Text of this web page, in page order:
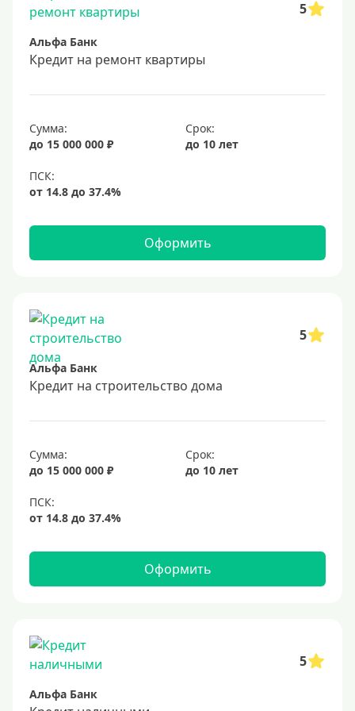
Под залог недвижимости
Срок
Долгосрочные
2 года
3 года
4 года
9 лет
10 лет
15 лет
20 лет
25 лет
30 лет
Месяц
2 месяца
3 месяца
6 месяцев
Ставка
4%
6%
5
Альфа Банк
Кредит на ремонт квартиры
Сумма:
до 15 000 000 ₽
Срок:
до 10 лет
Оформить
5
Альфа Банк
Кредит на строительство дома
Сумма:
до 15 000 000 ₽
Срок:
до 10 лет
Оформить
5
Альфа Банк